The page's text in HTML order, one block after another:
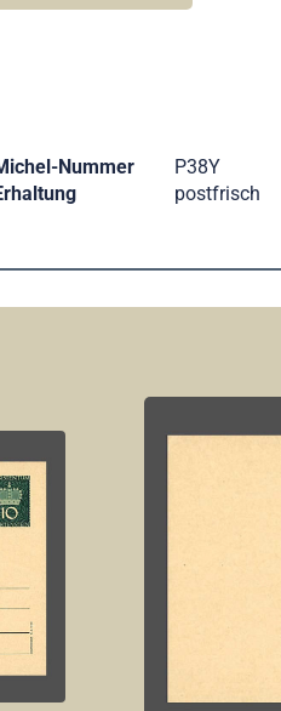
Nummer
P38Y
postfrisch